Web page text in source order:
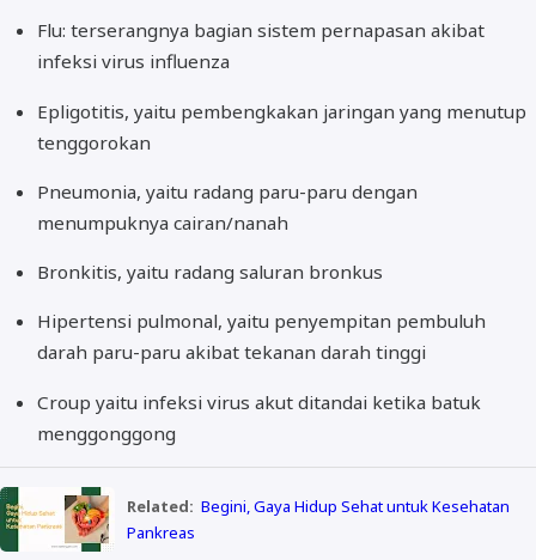
Flu: terserangnya bagian sistem pernapasan akibat
infeksi virus influenza
Epligotitis, yaitu pembengkakan jaringan yang menutup
tenggorokan
Pneumonia, yaitu radang paru-paru dengan
menumpuknya cairan/nanah
Bronkitis, yaitu radang saluran bronkus
Hipertensi pulmonal, yaitu penyempitan pembuluh
darah paru-paru akibat tekanan darah tinggi
Croup yaitu infeksi virus akut ditandai ketika batuk
menggonggong
Related: Begini, Gaya Hidup Sehat untuk Kesehatan
Pankreas